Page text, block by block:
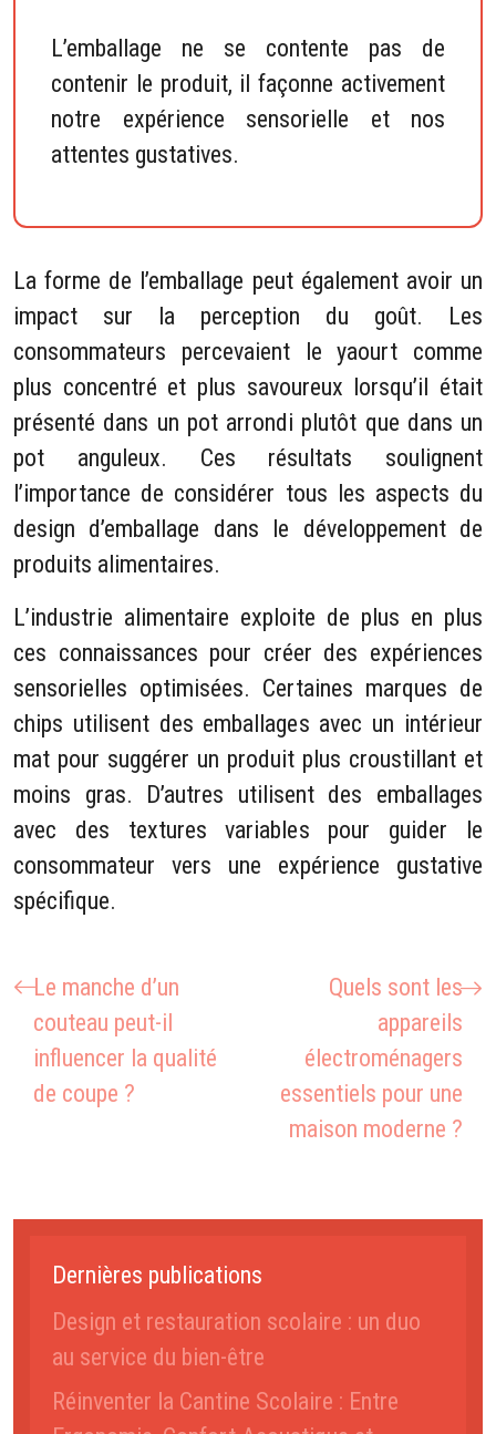
L’emballage ne se contente pas de
contenir le produit, il façonne activement
notre expérience sensorielle et nos
attentes gustatives.
La forme de l’emballage peut également avoir un
impact sur la perception du goût. Les
consommateurs percevaient le yaourt comme
plus concentré et plus savoureux lorsqu’il était
présenté dans un pot arrondi plutôt que dans un
pot anguleux. Ces résultats soulignent
l’importance de considérer tous les aspects du
design d’emballage dans le développement de
produits alimentaires.
L’industrie alimentaire exploite de plus en plus
ces connaissances pour créer des expériences
sensorielles optimisées. Certaines marques de
chips utilisent des emballages avec un intérieur
mat pour suggérer un produit plus croustillant et
moins gras. D’autres utilisent des emballages
avec des textures variables pour guider le
consommateur vers une expérience gustative
spécifique.
Le manche d’un
couteau peut-il
influencer la qualité
de coupe ?
Quels sont les
appareils
électroménagers
essentiels pour une
maison moderne ?
Dernières publications
Design et restauration scolaire : un duo
au service du bien-être
Réinventer la Cantine Scolaire : Entre